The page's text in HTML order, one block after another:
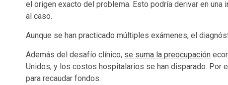
el origen exacto del problema. Esto podría derivar en una
al caso.
Aunque se han practicado múltiples exámenes, el
Además del desafío clínico, se suma la preocupación
Unidos, y los costos hospitalarios se han disparado. Por
para recaudar fondos.